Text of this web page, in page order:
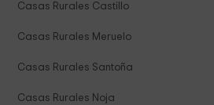
Casas Rurales Castillo
Casas Rurales Meruelo
Casas Rurales Santoña
Casas Rurales Noja